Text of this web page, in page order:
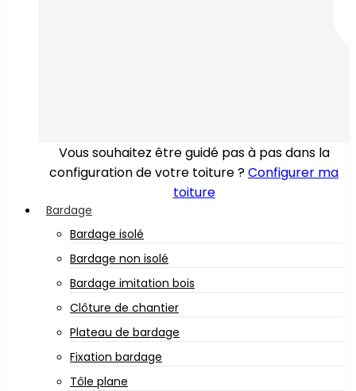
Vous souhaitez être guidé pas à pas dans la
configuration de votre toiture ?Configurer ma
toiture
Bardage
Bardage isolé
Bardage non isolé
Bardage imitation bois
Clôture de chantier
Plateau de bardage
Fixation bardage
Tôle plane